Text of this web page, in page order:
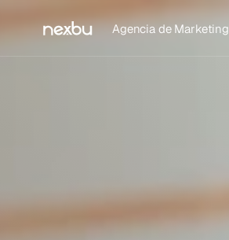
Agencia de Marketing